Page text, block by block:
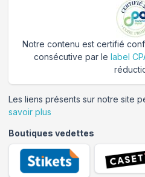
Notre contenu est certifié
consécutive par le label
Les liens présents sur notre site
savoir plus
Boutiques vedettes